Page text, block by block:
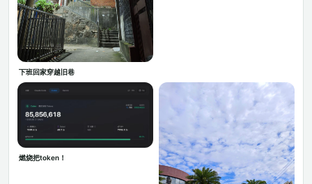
下班回家穿越旧巷
燃烧把token！